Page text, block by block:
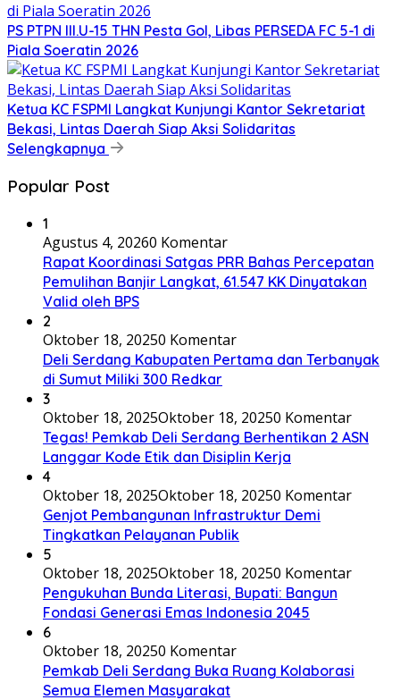
PS PTPN III.U-15 THN Pesta Gol, Libas PERSEDA FC 5-1 di
Piala Soeratin 2026
Ketua KC FSPMI Langkat Kunjungi Kantor Sekretariat
Bekasi, Lintas Daerah Siap Aksi Solidaritas
Selengkapnya
Popular Post
1
Agustus 4, 20260 Komentar
Rapat Koordinasi Satgas PRR Bahas Percepatan
Pemulihan Banjir Langkat, 61.547 KK Dinyatakan
Valid oleh BPS
2
Oktober 18, 20250 Komentar
Deli Serdang Kabupaten Pertama dan Terbanyak
di Sumut Miliki 300 Redkar
3
Oktober 18, 2025Oktober 18, 20250 Komentar
Tegas! Pemkab Deli Serdang Berhentikan 2 ASN
Langgar Kode Etik dan Disiplin Kerja
4
Oktober 18, 2025Oktober 18, 20250 Komentar
Genjot Pembangunan Infrastruktur Demi
Tingkatkan Pelayanan Publik
5
Oktober 18, 2025Oktober 18, 20250 Komentar
Pengukuhan Bunda Literasi, Bupati: Bangun
Fondasi Generasi Emas Indonesia 2045
6
Oktober 18, 20250 Komentar
Pemkab Deli Serdang Buka Ruang Kolaborasi
Semua Elemen Masyarakat